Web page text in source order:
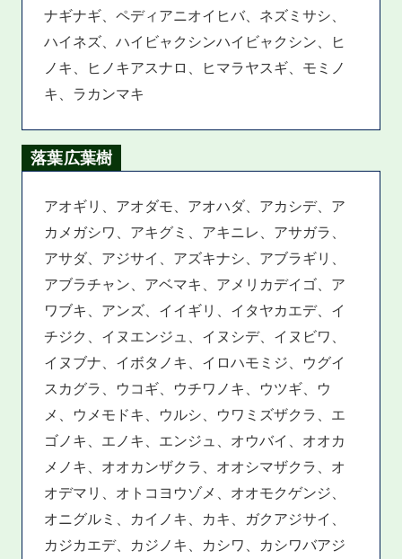
ナギナギ、ペディアニオイヒバ、ネズミサシ、
ハイネズ、ハイビャクシンハイビャクシン、ヒ
ノキ、ヒノキアスナロ、ヒマラヤスギ、モミノ
キ、ラカンマキ
落葉広葉樹
アオギリ、アオダモ、アオハダ、アカシデ、ア
カメガシワ、アキグミ、アキニレ、アサガラ、
アサダ、アジサイ、アズキナシ、アブラギリ、
アブラチャン、アベマキ、アメリカデイゴ、ア
ワブキ、アンズ、イイギリ、イタヤカエデ、イ
チジク、イヌエンジュ、イヌシデ、イヌビワ、
イヌブナ、イボタノキ、イロハモミジ、ウグイ
スカグラ、ウコギ、ウチワノキ、ウツギ、ウ
メ、ウメモドキ、ウルシ、ウワミズザクラ、エ
ゴノキ、エノキ、エンジュ、オウバイ、オオカ
メノキ、オオカンザクラ、オオシマザクラ、オ
オデマリ、オトコヨウゾメ、オオモクゲンジ、
オニグルミ、カイノキ、カキ、ガクアジサイ、
カジカエデ、カジノキ、カシワ、カシワバアジ